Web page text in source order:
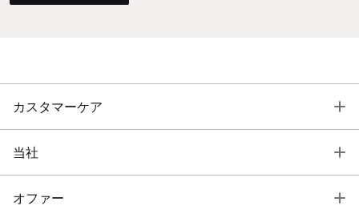
カスタマーケア
当社
オファー